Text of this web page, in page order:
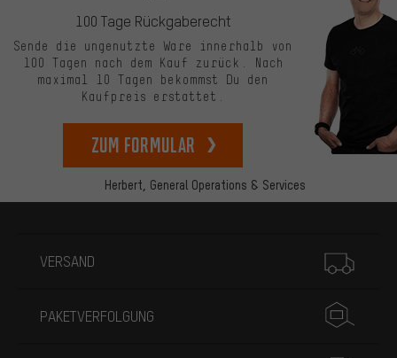
Herbert, General Operations & Services
100 Tage Rückgaberecht
Sende die ungenutzte Ware innerhalb von
100 Tagen nach dem Kauf zurück. Nach
maximal 10 Tagen bekommst Du den
Kaufpreis erstattet.
zum Formular
VERSAND
PAKETVERFOLGUNG